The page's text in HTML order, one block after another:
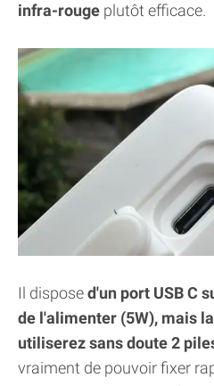
infra-rouge plutôt efficace.
Il disposed'un port USB C
de l'alimenter (5W), mais
utiliserez sans doute 2
vraiment de pouvoir fixer